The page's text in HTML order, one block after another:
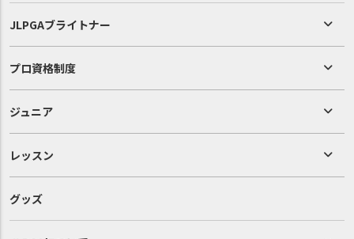
JLPGAブライトナー
プロ資格制度
ジュニア
レッスン
グッズ